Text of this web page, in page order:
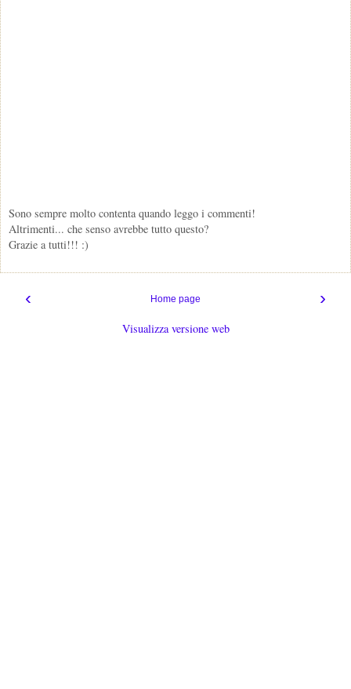
Sono sempre molto contenta quando leggo i commenti!
Altrimenti... che senso avrebbe tutto questo?
Grazie a tutti!!! :)
‹ ›
Home page
Visualizza versione web